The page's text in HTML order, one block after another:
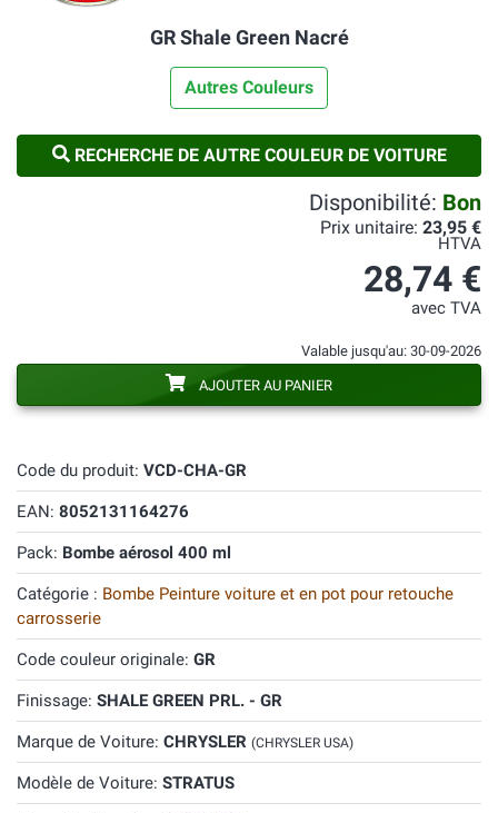
GR Shale Green Nacré
Autres Couleurs
RECHERCHE DE AUTRE COULEUR DE VOITURE
Code du produit: VCD-CHA-GR
EAN: 8052131164276
Pack: Bombe aérosol 400 ml
Catégorie : Bombe Peinture voiture et en pot pour retouche
carrosserie
Code couleur originale: GR
Finissage: SHALE GREEN PRL. - GR
Marque de Voiture: CHRYSLER (CHRYSLER USA)
Modèle de Voiture: STRATUS
Disponibilité: Bon
Prix unitaire: 23,95 €
HTVA
28,74 €
avec TVA
Valable jusqu'au: 30-09-2026
AJOUTER AU PANIER